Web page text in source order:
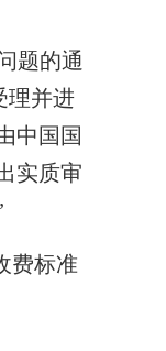
题的通
理并进
中国国
实质审
费标准